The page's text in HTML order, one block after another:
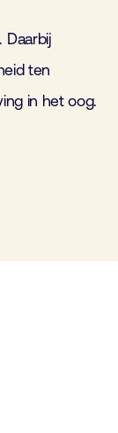
Daarbij
ten
in het oog.